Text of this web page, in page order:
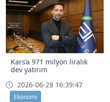
Kars’a 971 milyon liralık
dev yatırım
2026-06-28 16:39:47
Ekonomi